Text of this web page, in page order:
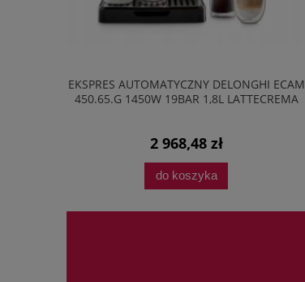
EKSPRES AUTOMATYCZNY DELONGHI ECAM
450.65.G 1450W 19BAR 1,8L LATTECREMA
2 968,48 zł
do koszyka